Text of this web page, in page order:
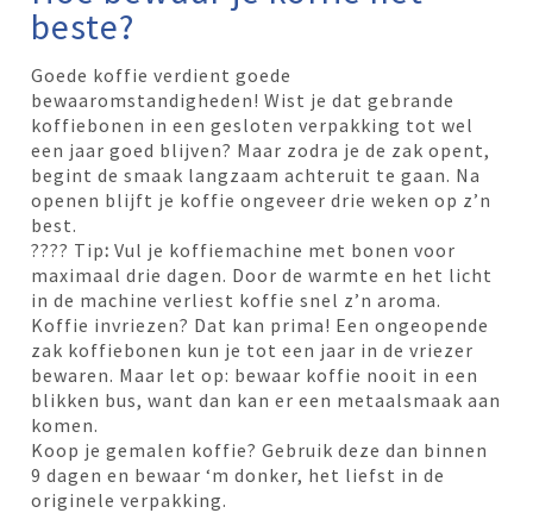
beste?
Goede koffie verdient goede
bewaaromstandigheden! Wist je dat gebrande
koffiebonen in een gesloten verpakking tot wel
een jaar goed blijven? Maar zodra je de zak opent,
begint de smaak langzaam achteruit te gaan. Na
openen blijft je koffie ongeveer drie weken op z’n
best.
???? Tip: Vul je koffiemachine met bonen voor
maximaal drie dagen. Door de warmte en het licht
in de machine verliest koffie snel z’n aroma.
Koffie invriezen? Dat kan prima! Een ongeopende
zak koffiebonen kun je tot een jaar in de vriezer
bewaren. Maar let op: bewaar koffie nooit in een
blikken bus, want dan kan er een metaalsmaak aan
komen.
Koop je gemalen koffie? Gebruik deze dan binnen
9 dagen en bewaar ‘m donker, het liefst in de
originele verpakking.